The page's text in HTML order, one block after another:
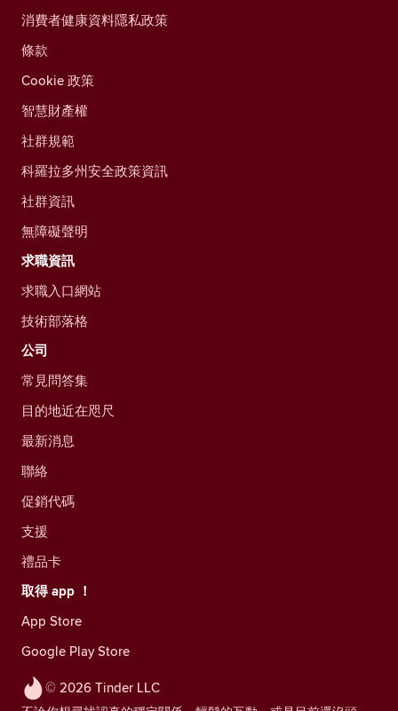
© 2026 Tinder LLC
消費者健康資料隱私政策
條款
Cookie 政策
智慧財產權
社群規範
科羅拉多州安全政策資訊
社群資訊
無障礙聲明
求職資訊
求職入口網站
技術部落格
公司
常見問答集
目的地近在咫尺
最新消息
聯絡
促銷代碼
支援
禮品卡
取得 app ！
App Store
Google Play Store